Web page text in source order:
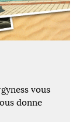
vous
donne